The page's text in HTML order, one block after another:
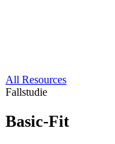
All Resources
Fallstudie
Basic-Fit